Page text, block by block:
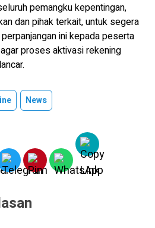
pemangku kepentingan,
dan pihak terkait, untuk segera
ini kepada peserta
proses aktivasi rekening
News